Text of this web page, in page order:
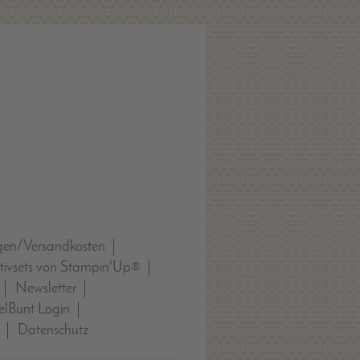
Versandkosten
von Stampin'Up®
Newsletter
Login
Datenschutz